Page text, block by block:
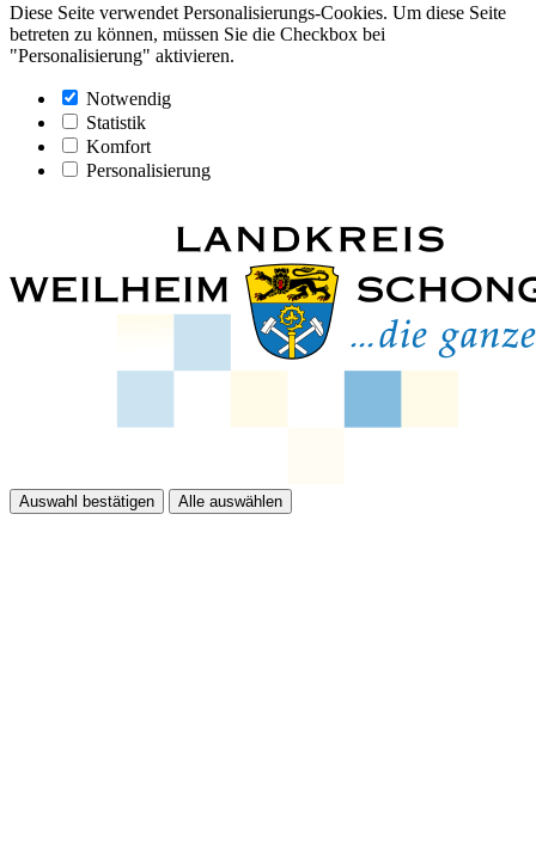
Diese Seite verwendet Personalisierungs-Cookies. Um diese Seite
betreten zu können, müssen Sie die Checkbox bei
"Personalisierung" aktivieren.
Notwendig
Statistik
Komfort
Personalisierung
Auswahl bestätigen Alle auswählen